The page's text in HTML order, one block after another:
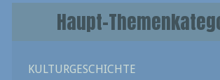
Haupt-
KULTURGESCHICHTE